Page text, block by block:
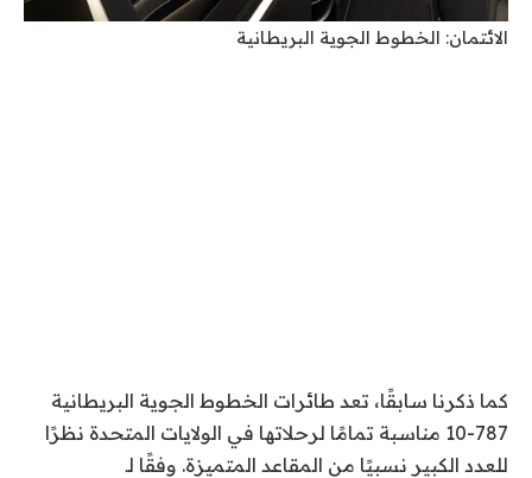
الائتمان: الخطوط الجوية البريطانية
كما ذكرنا سابقًا، تعد طائرات الخطوط الجوية البريطانية
787-10 مناسبة تمامًا لرحلاتها في الولايات المتحدة نظرًا
للعدد الكبير نسبيًا من المقاعد المتميزة. وفقًا لـ